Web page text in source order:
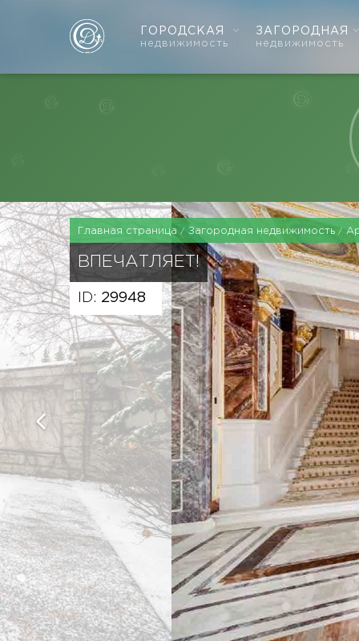
ГОРОДСКАЯ
недвижимость
ЗАГОРОДНАЯ
недвижимость
Главная страница Загородная недвижимость
ВПЕЧАТЛЯЕТ!
ID: 29948